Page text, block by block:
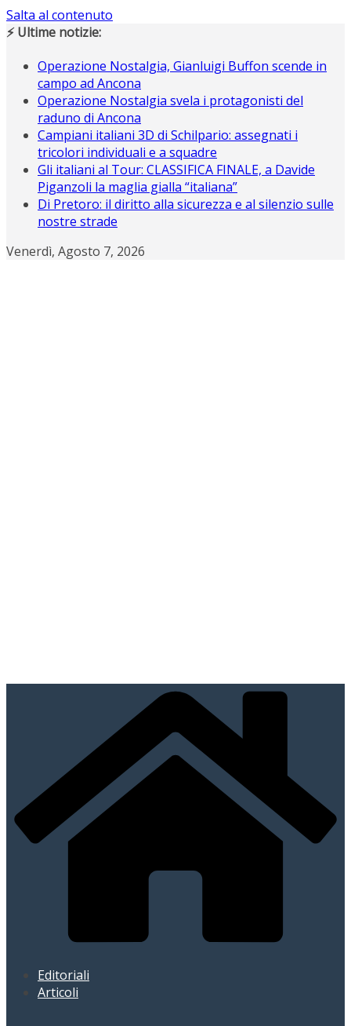
Salta al contenuto
⚡ Ultime notizie:
Operazione Nostalgia, Gianluigi Buffon scende in
campo ad Ancona
Operazione Nostalgia svela i protagonisti del
raduno di Ancona
Campiani italiani 3D di Schilpario: assegnati i
tricolori individuali e a squadre
Gli italiani al Tour: CLASSIFICA FINALE, a Davide
Piganzoli la maglia gialla “italiana”
Di Pretoro: il diritto alla sicurezza e al silenzio sulle
nostre strade
Venerdì, Agosto 7, 2026
Editoriali
Articoli